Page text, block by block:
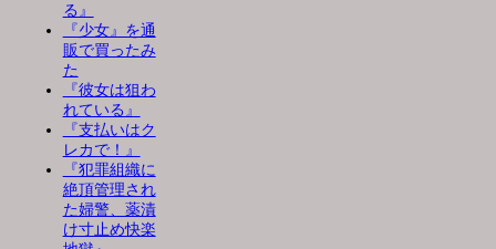
る』
『少女』を通
販で買ったみ
た
『彼女は狙わ
れている』
『支払いはク
レカで！』
『犯罪組織に
絶頂管理され
た婦警、薬漬
け寸止め快楽